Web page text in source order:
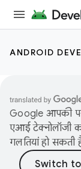
ANDROID
Google आपकी
एआई टेक्नोलॉजी
गलतियां हो सकती